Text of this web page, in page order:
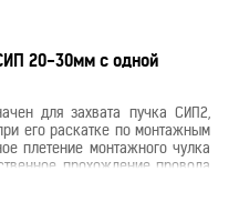
20-30мм с одной
для захвата пучка СИП2,
его раскатке по монтажным
плетение монтажного чулка
прохождение провода
захват.